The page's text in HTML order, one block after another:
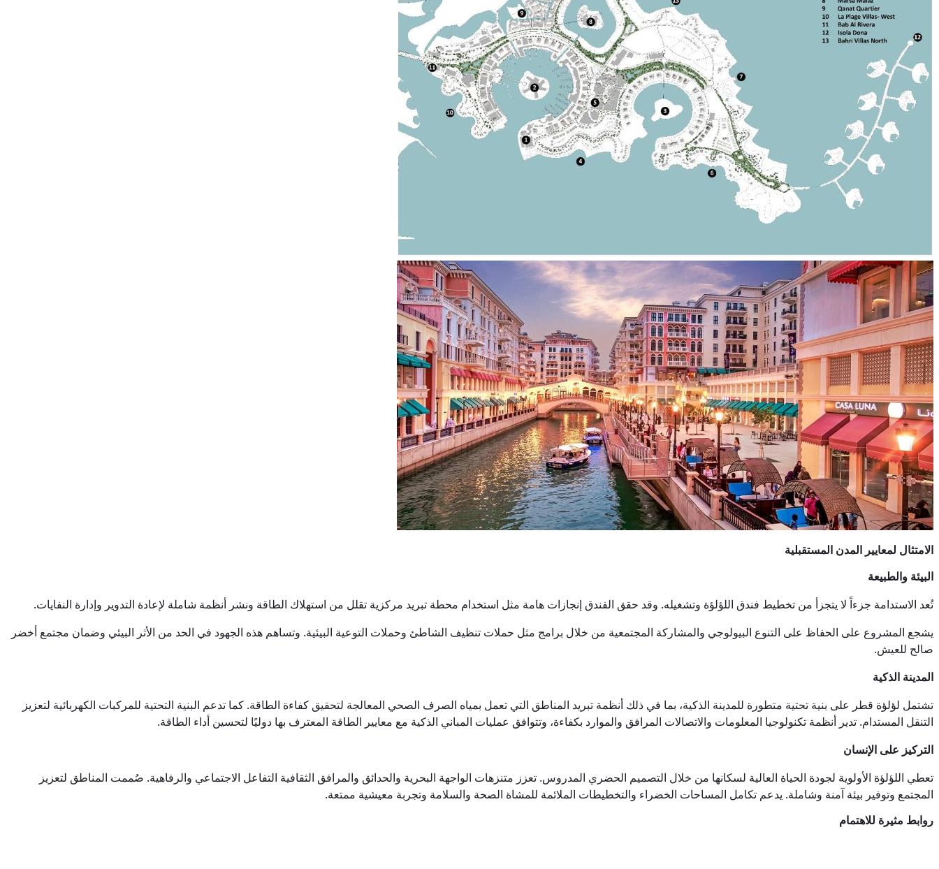
الامتثال لمعايير المدن المستقبلية
البيئة والطبيعة
تُعد الاستدامة جزءاً لا يتجزأ من تخطيط فندق اللؤلؤة وتشغيله. وقد حقق الفندق إنجازات هامة مثل استخدام محطة تبريد مركزية تقلل من استهلاك الطاقة ونشر أنظمة شاملة لإعادة التدوير وإدارة النفايات.
يشجع المشروع على الحفاظ على التنوع البيولوجي والمشاركة المجتمعية من خلال برامج مثل حملات تنظيف الشاطئ وحملات التوعية البيئية. وتساهم هذه الجهود في الحد من الأثر البيئي وضمان مجتمع أخضر
صالح للعيش.
المدينة الذكية
تشتمل لؤلؤة قطر على بنية تحتية متطورة للمدينة الذكية، بما في ذلك أنظمة تبريد المناطق التي تعمل بمياه الصرف الصحي المعالجة لتحقيق كفاءة الطاقة. كما تدعم البنية التحتية للمركبات الكهربائية لتعزيز
التنقل المستدام. تدير أنظمة تكنولوجيا المعلومات والاتصالات المرافق والموارد بكفاءة، وتتوافق عمليات المباني الذكية مع معايير الطاقة المعترف بها دوليًا لتحسين أداء الطاقة.
التركيز على الإنسان
تعطي اللؤلؤة الأولوية لجودة الحياة العالية لسكانها من خلال التصميم الحضري المدروس. تعزز متنزهات الواجهة البحرية والحدائق والمرافق الثقافية التفاعل الاجتماعي والرفاهية. صُممت المناطق لتعزيز
المجتمع وتوفير بيئة آمنة وشاملة. يدعم تكامل المساحات الخضراء والتخطيطات الملائمة للمشاة الصحة والسلامة وتجربة معيشية ممتعة.
روابط مثيرة للاهتمام